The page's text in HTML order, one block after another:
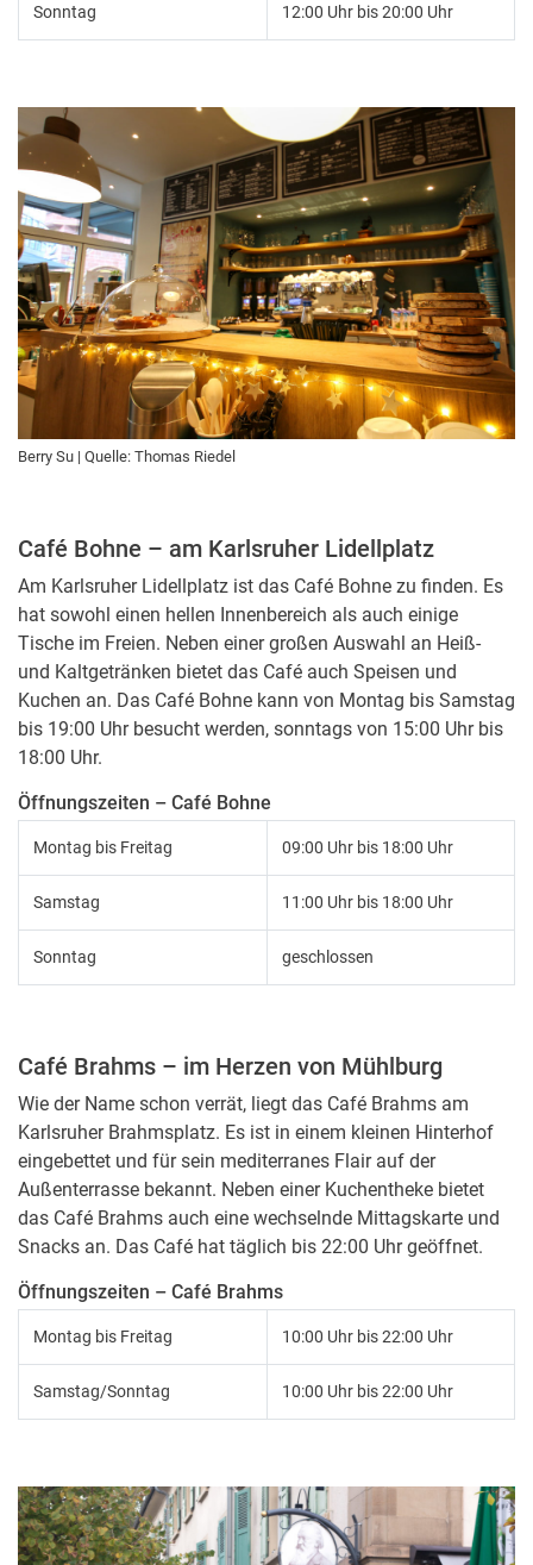
Sonntag 12:00 Uhr bis 20:00 Uhr
Berry Su | Quelle: Thomas Riedel
Café Bohne – am Karlsruher Lidellplatz
Am Karlsruher Lidellplatz ist das Café Bohne zu finden. Es
hat sowohl einen hellen Innenbereich als auch einige
Tische im Freien. Neben einer großen Auswahl an Heiß-
und Kaltgetränken bietet das Café auch Speisen und
Kuchen an. Das Café Bohne kann von Montag bis Samstag
bis 19:00 Uhr besucht werden, sonntags von 15:00 Uhr bis
18:00 Uhr.
Öffnungszeiten – Café Bohne
Montag bis Freitag 09:00 Uhr bis 18:00 Uhr
Samstag 11:00 Uhr bis 18:00 Uhr
Sonntag geschlossen
Café Brahms – im Herzen von Mühlburg
Wie der Name schon verrät, liegt das Café Brahms am
Karlsruher Brahmsplatz. Es ist in einem kleinen Hinterhof
eingebettet und für sein mediterranes Flair auf der
Außenterrasse bekannt. Neben einer Kuchentheke bietet
das Café Brahms auch eine wechselnde Mittagskarte und
Snacks an. Das Café hat täglich bis 22:00 Uhr geöffnet.
Öffnungszeiten – Café Brahms
Montag bis Freitag 10:00 Uhr bis 22:00 Uhr
Samstag/Sonntag 10:00 Uhr bis 22:00 Uhr